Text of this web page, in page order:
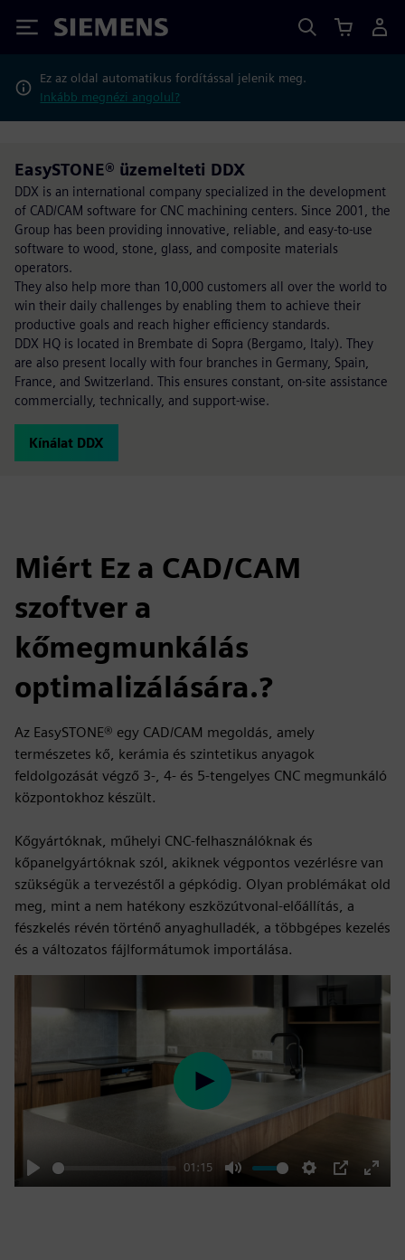
Siemens
Ez az oldal automatikus fordítással jelenik meg.
Inkább megnézi angolul?
EasySTONE® üzemelteti DDX
DDX is an international company specialized in the development
of CAD/CAM software for CNC machining centers. Since 2001, the
Group has been providing innovative, reliable, and easy-to-use
software to wood, stone, glass, and composite materials
operators.
They also help more than 10,000 customers all over the world to
win their daily challenges by enabling them to achieve their
productive goals and reach higher efficiency standards.
DDX HQ is located in Brembate di Sopra (Bergamo, Italy). They
are also present locally with four branches in Germany, Spain,
France, and Switzerland. This ensures constant, on-site assistance
commercially, technically, and support-wise.
Kínálat DDX
Miért Ez a CAD/CAM
szoftver a
kőmegmunkálás
optimalizálására.?
Az EasySTONE® egy CAD/CAM megoldás, amely
természetes kő, kerámia és szintetikus anyagok
feldolgozását végző 3-, 4- és 5-tengelyes CNC megmunkáló
központokhoz készült.
Kőgyártóknak, műhelyi CNC-felhasználóknak és
kőpanelgyártóknak szól, akiknek végpontos vezérlésre van
szükségük a tervezéstől a gépkódig. Olyan problémákat old
meg, mint a nem hatékony eszközútvonal-előállítás, a
fészkelés révén történő anyaghulladék, a többgépes kezelés
és a változatos fájlformátumok importálása.
Play
01:15
Mute Settings
PIP
Enter
Play